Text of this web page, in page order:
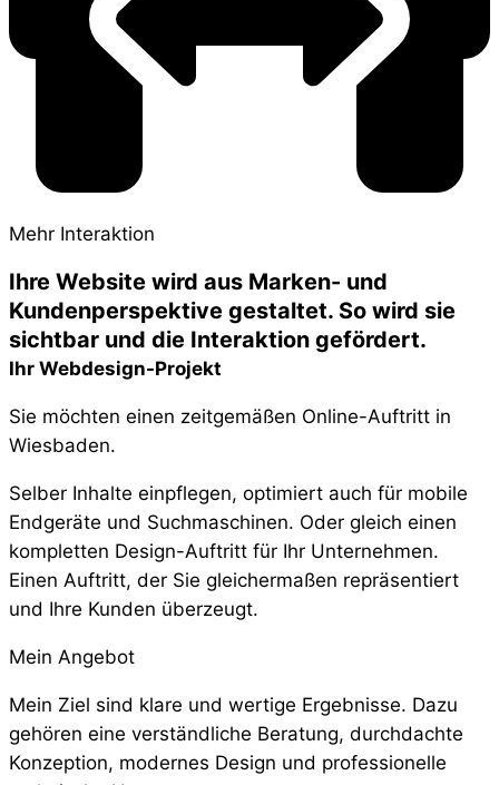
Mehr Interaktion
Ihre Website wird aus Marken- und
Kundenperspektive gestaltet. So wird sie
sichtbar und die Interaktion gefördert.
Ihr Webdesign-Projekt
Sie möchten einen zeitgemäßen Online-Auftritt in
Wiesbaden.
Selber Inhalte einpflegen, optimiert auch für mobile
Endgeräte und Suchmaschinen. Oder gleich einen
kompletten Design-Auftritt für Ihr Unternehmen.
Einen Auftritt, der Sie gleichermaßen repräsentiert
und Ihre Kunden überzeugt.
Mein Angebot
Mein Ziel sind klare und wertige Ergebnisse. Dazu
gehören eine verständliche Beratung, durchdachte
Konzeption, modernes Design und professionelle